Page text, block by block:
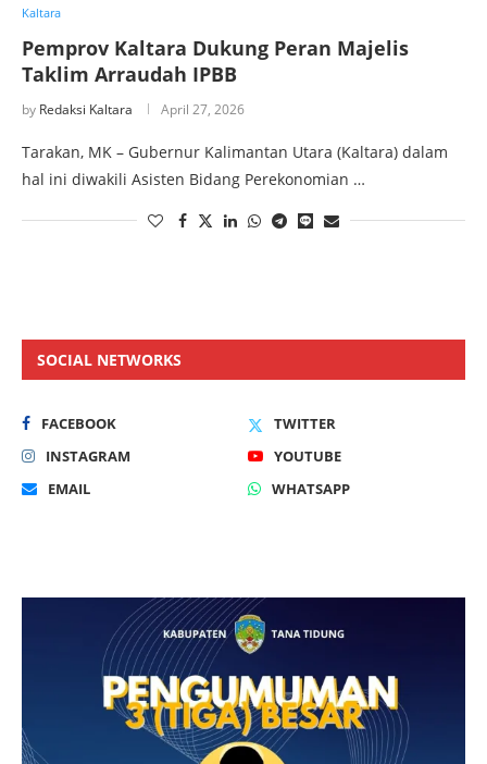
Kaltara
Pemprov Kaltara Dukung Peran Majelis
Taklim Arraudah IPBB
by Redaksi Kaltara April 27, 2026
Tarakan, MK – Gubernur Kalimantan Utara (Kaltara) dalam
hal ini diwakili Asisten Bidang Perekonomian …
SOCIAL NETWORKS
FACEBOOK
TWITTER
INSTAGRAM
YOUTUBE
EMAIL
WHATSAPP